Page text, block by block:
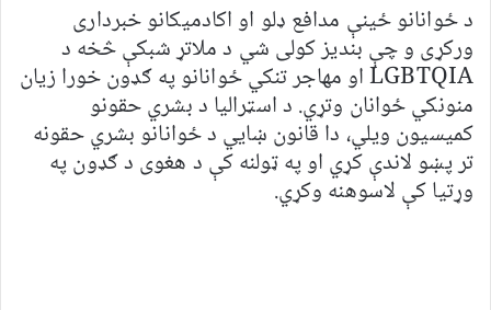
د ځوانانو ځینې مدافع ډلو او اکادمیکانو خبرداری
ورکړی و چې بندیز کولی شي د ملاتړ شبکې څخه د
LGBTQIA او مهاجر تنکي ځوانانو په ګډون خورا زیان
منونکي ځوانان وتړي. د اسټرالیا د بشري حقونو
کمیسیون ویلي، دا قانون ښايي د ځوانانو بشري حقونه
تر پښو لاندې کړي او په ټولنه کې د هغوی د ګډون په
وړتیا کې لاسوهنه وکړي.